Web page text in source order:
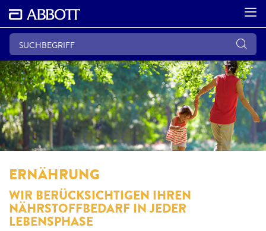
ERNÄHRUNG
WIR BERÜCKSICHTIGEN IHREN
NÄHRSTOFFBEDARF IN JEDER
LEBENSPHASE